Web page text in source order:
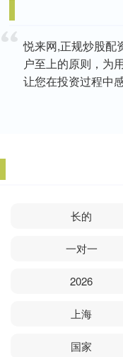
悦来网,正规炒股
户至上的原则，为
让您在投资过程中
长的
一对一
2026
上海
国家